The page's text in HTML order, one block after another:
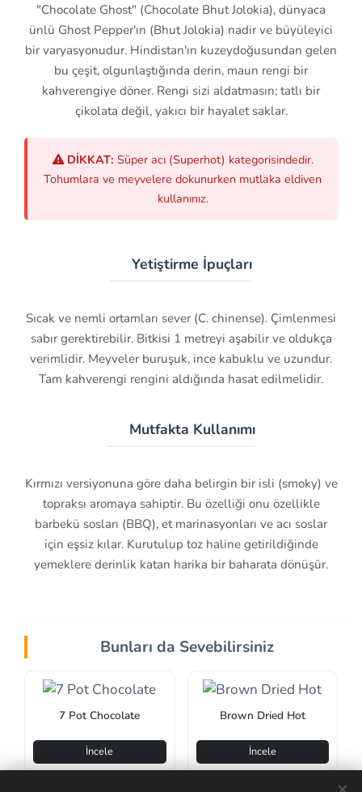
"Chocolate Ghost" (Chocolate Bhut Jolokia), dünyaca
ünlü Ghost Pepper'ın (Bhut Jolokia) nadir ve büyüleyici
bir varyasyonudur. Hindistan'ın kuzeydoğusundan gelen
bu çeşit, olgunlaştığında derin, maun rengi bir
kahverengiye döner. Rengi sizi aldatmasın; tatlı bir
çikolata değil, yakıcı bir hayalet saklar.
DİKKAT: Süper acı (Superhot) kategorisindedir.
Tohumlara ve meyvelere dokunurken mutlaka eldiven
kullanınız.
🌱 Yetiştirme İpuçları
Sıcak ve nemli ortamları sever (C. chinense). Çimlenmesi
sabır gerektirebilir. Bitkisi 1 metreyi aşabilir ve oldukça
verimlidir. Meyveler buruşuk, ince kabuklu ve uzundur.
Tam kahverengi rengini aldığında hasat edilmelidir.
🍽️ Mutfakta Kullanımı
Kırmızı versiyonuna göre daha belirgin bir isli (smoky) ve
topraksı aromaya sahiptir. Bu özelliği onu özellikle
barbekü sosları (BBQ), et marinasyonları ve acı soslar
için eşsiz kılar. Kurutulup toz haline getirildiğinde
yemeklere derinlik katan harika bir baharata dönüşür.
Bunları da Sevebilirsiniz
7 Pot Chocolate
İncele
Brown Dried Hot
İncele